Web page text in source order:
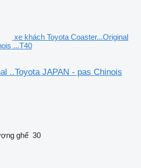
xe khách Toyota Coaster...Original
...T40
..Toyota JAPAN - pas Chinois
ghế 30